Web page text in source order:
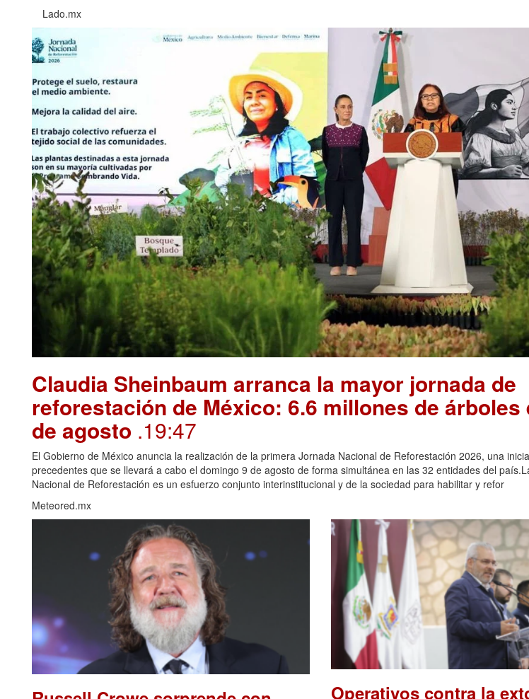
Lado.mx
Claudia Sheinbaum arranca la mayor jornada de
reforestación de México: 6.6 millones de árboles
de agosto .19:47
El Gobierno de México anuncia la realización de la primera Jornada Nacional de Reforestación 2026, una
precedentes que se llevará a cabo el domingo 9 de agosto de forma simultánea en las 32 entidades del
Nacional de Reforestación es un esfuerzo conjunto interinstitucional y de la sociedad para habilitar y refor
Meteored.mx
Operativos contra la